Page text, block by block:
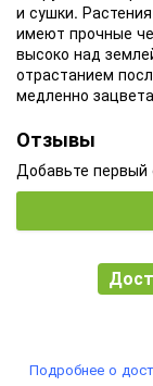
и сушки.
имеют прочные
высоко над
отрастанием
медленно
Отзывы
Добавьте первый
Подробнее о